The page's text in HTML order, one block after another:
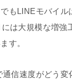
もLINEモバイ
は大規模な増強
す。
信速度がどう